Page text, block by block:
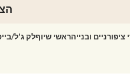
ציפורניים ובנייהראשי שיוףלק ג'ל/